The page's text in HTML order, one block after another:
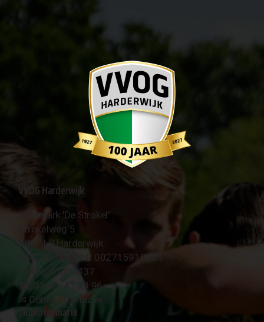
VVOG Harderwijk
Sportpark 'De Strokel'
Strokelweg 5
3847 LR Harderwijk
BTW Nummer NL 002715910B01
KvK Nr 40094437
☎︎ 0341 - 41 28 96
✉︎ Contactformulier
Clubinformatie